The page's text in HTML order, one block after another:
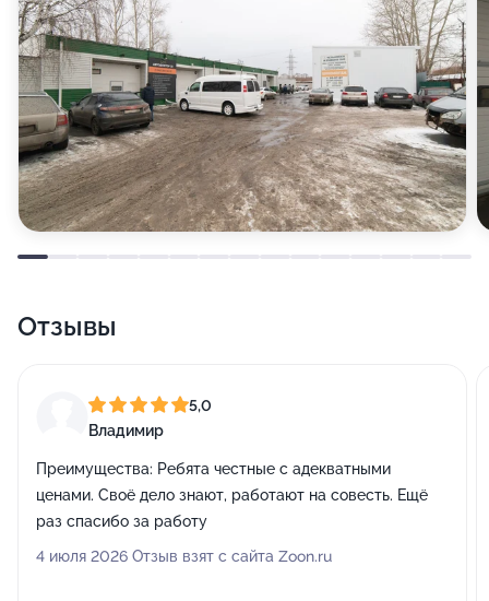
Отзывы
5,0
Владимир
Преимущества: Ребята честные с адекватными
ценами. Своё дело знают, работают на совесть. Ещё
раз спасибо за работу
4 июля 2026 Отзыв взят с сайта Zoon.ru